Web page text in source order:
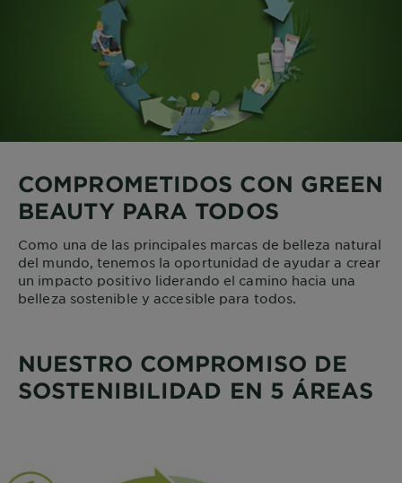
COMPROMETIDOS CON GREEN
BEAUTY PARA TODOS
Como una de las principales marcas de belleza natural
del mundo, tenemos la oportunidad de ayudar a crear
un impacto positivo liderando el camino hacia una
belleza sostenible y accesible para todos.
NUESTRO COMPROMISO DE
SOSTENIBILIDAD EN 5 ÁREAS